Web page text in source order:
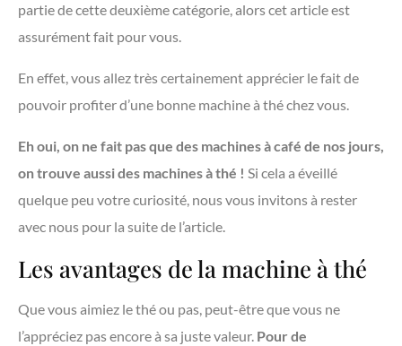
partie de cette deuxième catégorie, alors cet article est
assurément fait pour vous.
En effet, vous allez très certainement apprécier le fait de
pouvoir profiter d’une bonne machine à thé chez vous.
Eh oui, on ne fait pas que des machines à café de nos jours,
on trouve aussi des machines à thé ! Si cela a éveillé
quelque peu votre curiosité, nous vous invitons à rester
avec nous pour la suite de l’article.
Les avantages de la machine à thé
Que vous aimiez le thé ou pas, peut-être que vous ne
l’appréciez pas encore à sa juste valeur. Pour de